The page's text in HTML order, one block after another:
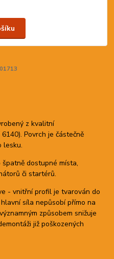
z kvalitní
Povrch je částečně
lesku.
dostupné místa,
či startérů.
- vnitřní profil je tvarován do
síla nepůsobí přímo na
způsobem snižuje
již poškozených